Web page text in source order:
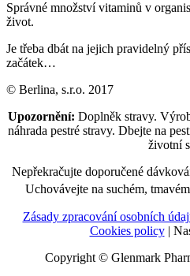
Správné množství vitaminů v
život.
Je třeba dbát na jejich pravidelný
začátek…
© Berlina, s.r.o. 2017
Upozornění: Doplněk stravy.
náhrada pestré stravy. Dbejte na
životní
Nepřekračujte doporučené
Uchovávejte na suchém,
Zásady zpracování osobních
Cookies policy|
Copyright © Glenmark